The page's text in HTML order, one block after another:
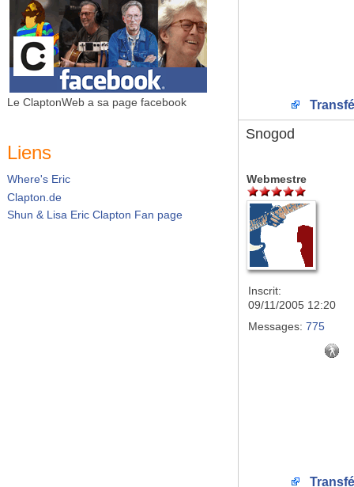
Le ClaptonWeb a sa page facebook
Liens
Where's Eric
Clapton.de
Shun & Lisa Eric Clapton Fan page
Snogod
Webmestre
Inscrit:
09/11/2005 12:20
Messages: 775